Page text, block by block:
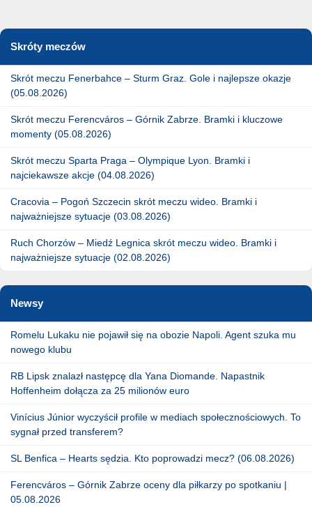
Skróty meczów
Skrót meczu Fenerbahce – Sturm Graz. Gole i najlepsze okazje
(05.08.2026)
Skrót meczu Ferencváros – Górnik Zabrze. Bramki i kluczowe
momenty (05.08.2026)
Skrót meczu Sparta Praga – Olympique Lyon. Bramki i
najciekawsze akcje (04.08.2026)
Cracovia – Pogoń Szczecin skrót meczu wideo. Bramki i
najważniejsze sytuacje (03.08.2026)
Ruch Chorzów – Miedź Legnica skrót meczu wideo. Bramki i
najważniejsze sytuacje (02.08.2026)
Newsy
Romelu Lukaku nie pojawił się na obozie Napoli. Agent szuka mu
nowego klubu
RB Lipsk znalazł następcę dla Yana Diomande. Napastnik
Hoffenheim dołącza za 25 milionów euro
Vinícius Júnior wyczyścił profile w mediach społecznościowych. To
sygnał przed transferem?
SL Benfica – Hearts sędzia. Kto poprowadzi mecz? (06.08.2026)
Ferencváros – Górnik Zabrze oceny dla piłkarzy po spotkaniu |
05.08.2026